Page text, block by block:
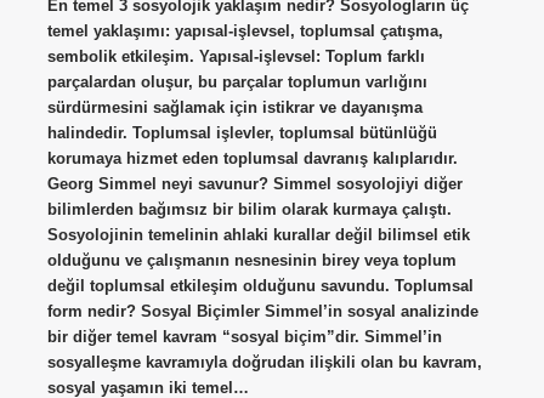
En temel 3 sosyolojik yaklaşım nedir? Sosyologların üç
temel yaklaşımı: yapısal-işlevsel, toplumsal çatışma,
sembolik etkileşim. Yapısal-işlevsel: Toplum farklı
parçalardan oluşur, bu parçalar toplumun varlığını
sürdürmesini sağlamak için istikrar ve dayanışma
halindedir. Toplumsal işlevler, toplumsal bütünlüğü
korumaya hizmet eden toplumsal davranış kalıplarıdır.
Georg Simmel neyi savunur? Simmel sosyolojiyi diğer
bilimlerden bağımsız bir bilim olarak kurmaya çalıştı.
Sosyolojinin temelinin ahlaki kurallar değil bilimsel etik
olduğunu ve çalışmanın nesnesinin birey veya toplum
değil toplumsal etkileşim olduğunu savundu. Toplumsal
form nedir? Sosyal Biçimler Simmel’in sosyal analizinde
bir diğer temel kavram “sosyal biçim”dir. Simmel’in
sosyalleşme kavramıyla doğrudan ilişkili olan bu kavram,
sosyal yaşamın iki temel…